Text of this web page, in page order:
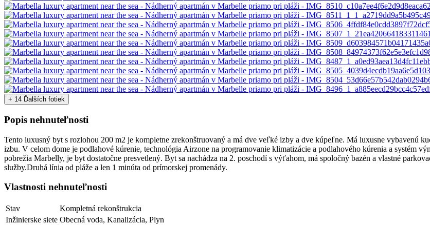
+ 14 Ďalších fotiek
Popis nehnuteľnosti
Tento luxusný byt s rozlohou 200 m2 je kompletne zrekonštruovaný a má dve veľké izby a dve kúpeľne. Má luxusne vybavenú
izbu. V celom dome je podlahové kúrenie, technológia Airzone na programovanie klimatizácie a podlahového kúrenia a systém
pobrežia Marbelly, je byt dostatočne presvetlený. Byt sa nachádza na 2. poschodí s výťahom, má spoločný bazén a vlastné
služby.Druhá línia od pláže a len 1 minúta od prímorskej promenády.
Vlastnosti nehnuteľnosti
Stav
Kompletná rekonštrukcia
Inžinierske siete Obecná voda, Kanalizácia, Plyn